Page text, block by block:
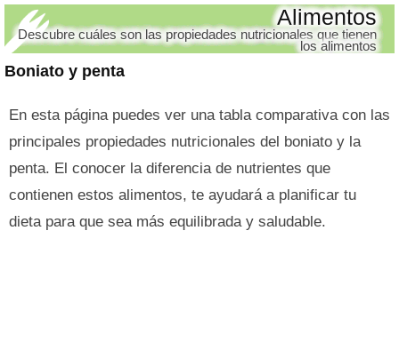
Boniato y penta
Alimentos
Descubre cuáles son las propiedades nutricionales que tienen
los alimentos
En esta página puedes ver una tabla comparativa con las
principales propiedades nutricionales del boniato y la
penta. El conocer la diferencia de nutrientes que
contienen estos alimentos, te ayudará a planificar tu
dieta para que sea más equilibrada y saludable.